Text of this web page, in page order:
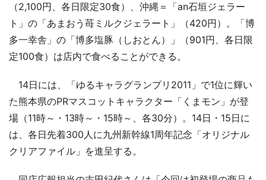
（2,100円、各日限定30食）、沖縄＝「an石垣ジェラー
ト」の「あまおう苺ミルクジェラート」（420円）。「博
多一幸舎」の「博多塩豚（しおとん）」（901円、各日限
定100食）は店内で食べることができる。
14日には、「ゆるキャラグランプリ2011」で1位に輝い
た熊本県のPRマスコットキャラクター「くまモン」が登
場（11時～・13時～・15時～、各30分）。14日・15日に
は、各日先着300人に九州新幹線1周年記念「オリジナル
クリアファイル」を進呈する。